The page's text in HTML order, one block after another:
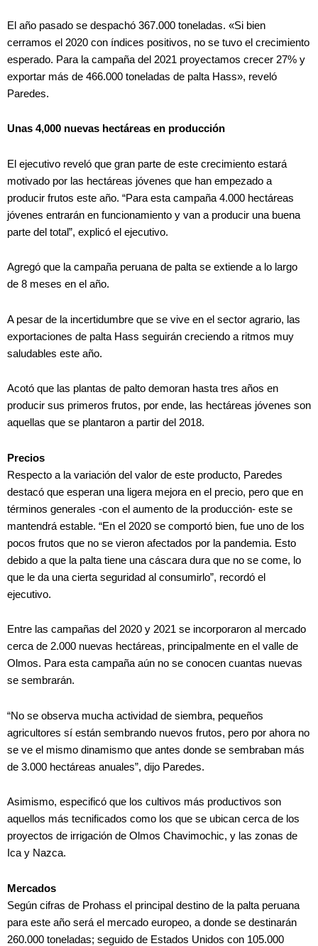
El año pasado se despachó 367.000 toneladas. «Si bien
cerramos el 2020 con índices positivos, no se tuvo el crecimiento
esperado. Para la campaña del 2021 proyectamos crecer 27% y
exportar más de 466.000 toneladas de palta Hass», reveló
Paredes.
Unas 4,000 nuevas hectáreas en producción
El ejecutivo reveló que gran parte de este crecimiento estará
motivado por las hectáreas jóvenes que han empezado a
producir frutos este año. “Para esta campaña 4.000 hectáreas
jóvenes entrarán en funcionamiento y van a producir una buena
parte del total”, explicó el ejecutivo.
Agregó que la campaña peruana de palta se extiende a lo largo
de 8 meses en el año.
A pesar de la incertidumbre que se vive en el sector agrario, las
exportaciones de palta Hass seguirán creciendo a ritmos muy
saludables este año.
Acotó que las plantas de palto demoran hasta tres años en
producir sus primeros frutos, por ende, las hectáreas jóvenes son
aquellas que se plantaron a partir del 2018.
Precios
Respecto a la variación del valor de este producto, Paredes
destacó que esperan una ligera mejora en el precio, pero que en
términos generales -con el aumento de la producción- este se
mantendrá estable. “En el 2020 se comportó bien, fue uno de los
pocos frutos que no se vieron afectados por la pandemia. Esto
debido a que la palta tiene una cáscara dura que no se come, lo
que le da una cierta seguridad al consumirlo”, recordó el
ejecutivo.
Entre las campañas del 2020 y 2021 se incorporaron al mercado
cerca de 2.000 nuevas hectáreas, principalmente en el valle de
Olmos. Para esta campaña aún no se conocen cuantas nuevas
se sembrarán.
“No se observa mucha actividad de siembra, pequeños
agricultores sí están sembrando nuevos frutos, pero por ahora no
se ve el mismo dinamismo que antes donde se sembraban más
de 3.000 hectáreas anuales”, dijo Paredes.
Asimismo, especificó que los cultivos más productivos son
aquellos más tecnificados como los que se ubican cerca de los
proyectos de irrigación de Olmos Chavimochic, y las zonas de
Ica y Nazca.
Mercados
Según cifras de Prohass el principal destino de la palta peruana
para este año será el mercado europeo, a donde se destinarán
260.000 toneladas; seguido de Estados Unidos con 105.000